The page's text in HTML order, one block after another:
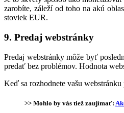
zarobíte, záleží od toho na akú
stoviek EUR.
9. Predaj webstránky
Predaj webstránky môže byť
predať bez problémov. Hodnota
Keď sa rozhodnete vašu
>> Mohlo by vás tiež zaujímať: